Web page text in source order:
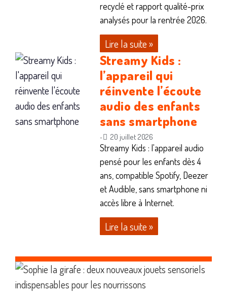
recyclé et rapport qualité-prix
analysés pour la rentrée 2026.
Lire la suite »
Streamy Kids :
l’appareil qui
réinvente l’écoute
audio des enfants
sans smartphone
• 20 juillet 2026
Streamy Kids : l'appareil audio
pensé pour les enfants dès 4
ans, compatible Spotify, Deezer
et Audible, sans smartphone ni
accès libre à Internet.
Lire la suite »